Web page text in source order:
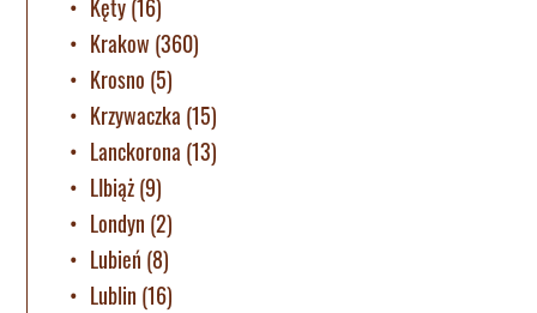
Kęty(16)
Krakow (360)
Krosno (5)
Krzywaczka (15)
Lanckorona (13)
LIbiąż(9)
Londyn (2)
Lubień (8)
Lublin (16)